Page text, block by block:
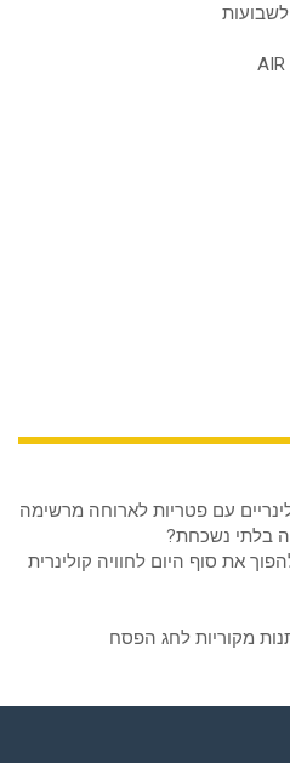
עם פטריות לארוחה מרשימה
בלתי נשכחת?
את סוף היום לחוויה קולינרית
מקוריות לחג הפסח